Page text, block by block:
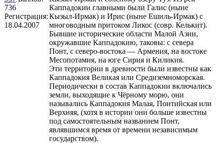
736
Регистрация:
18.04.2007
Каппадокии главными были Галис (ныне
Кызыл-Ирмак) и Ирис (ныне Ешиль-Ирмак) с
многоводным притоком Ликос (совр. Келькит).
Бывшие исторические области Малой Азии,
окружавшие Каппадокию, таковы: с севера
Понт, с северо-востока — Армения, на востоке
Месопотамия, на юге Сирия и Киликия.
Эти территории в древности были известны как
Каппадокия Великая или Средиземноморская.
Периодически в состав Каппадокии включались
земли, выходящие к Чёрному морю, они
назывались Каппадокия Малая, Понтийская или
Верхняя, (хотя в истории они больше известны
под самостоятельным названием Понт,
являвшимся время от времени независимым
государством).